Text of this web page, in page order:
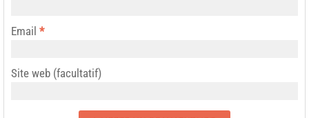
Email *
Site web (facultatif)